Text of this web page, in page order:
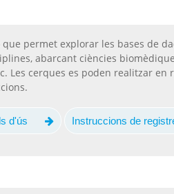
permet explorar les bases de
abarcant ciències
Les cerques es poden realitzar en
d'ús Instruccions de